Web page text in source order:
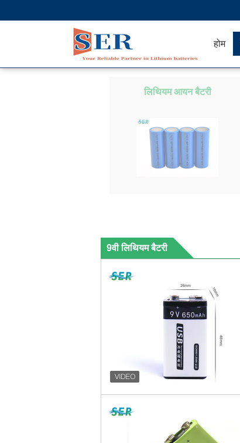
होम
लिथियम आयन बैटरी
9वी लिथियम बैटरी